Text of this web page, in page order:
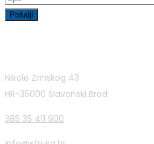
Nikole Zrinskog 43
HR-35000 Slavonski Brod
385 35 411 900